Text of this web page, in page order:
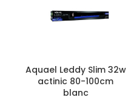
Aquael Leddy Slim 32w
actinic 80-100cm
blanc